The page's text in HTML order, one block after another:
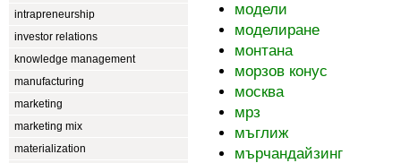
модели
моделиране
монтана
морзов конус
москва
мрз
мъглиж
мърчандайзинг
intrapreneurship
investor relations
knowledge management
manufacturing
marketing
marketing mix
materialization